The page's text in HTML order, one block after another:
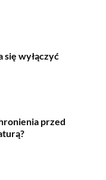
się wyłączyć
przed